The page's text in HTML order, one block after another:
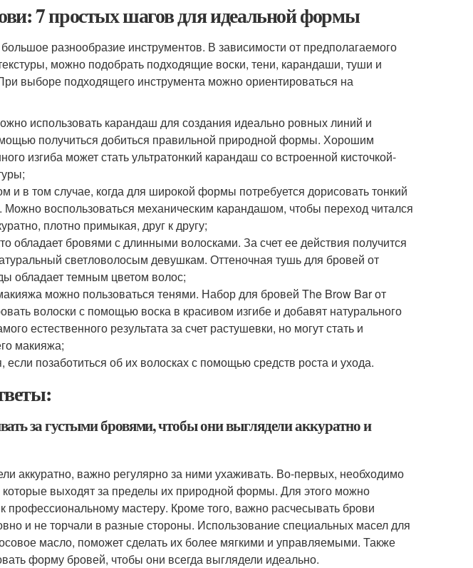
7 простых шагов для идеальной формы
разнообразие инструментов. В зависимости от предполагаемого
можно подобрать подходящие воски, тени, карандаши, туши и
выборе подходящего инструмента можно ориентироваться на
использовать карандаш для создания идеально ровных линий и
получиться добиться правильной природной формы. Хорошим
изгиба может стать ультратонкий карандаш со встроенной кисточкой-
и в том случае, когда для широкой формы потребуется дорисовать тонкий
Можно воспользоваться механическим карандашом, чтобы переход читался
плотно примыкая, друг к другу;
обладает бровями с длинными волосками. За счет ее действия получится
светловолосым девушкам. Оттеночная тушь для бровей от
обладает темным цветом волос;
можно пользоваться тенями. Набор для бровей The Brow Bar от
волоски с помощью воска в красивом изгибе и добавят натурального
естественного результата за счет растушевки, но могут стать и
макияжа;
если позаботиться об их волосках с помощью средств роста и ухода.
за густыми бровями, чтобы они выглядели аккуратно и
аккуратно, важно регулярно за ними ухаживать. Во-первых, необходимо
которые выходят за пределы их природной формы. Для этого можно
профессиональному мастеру. Кроме того, важно расчесывать брови
и не торчали в разные стороны. Использование специальных масел для
масло, поможет сделать их более мягкими и управляемыми. Также
форму бровей, чтобы они всегда выглядели идеально.